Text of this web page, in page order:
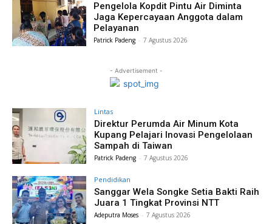
Pengelola Kopdit Pintu Air Diminta
Jaga Kepercayaan Anggota dalam
Pelayanan
Patrick Padeng - 7 Agustus 2026
- Advertisement -
Lintas
Direktur Perumda Air Minum Kota
Kupang Pelajari Inovasi Pengelolaan
Sampah di Taiwan
Patrick Padeng - 7 Agustus 2026
Pendidikan
Sanggar Wela Songke Setia Bakti Raih
Juara 1 Tingkat Provinsi NTT
Adeputra Moses - 7 Agustus 2026